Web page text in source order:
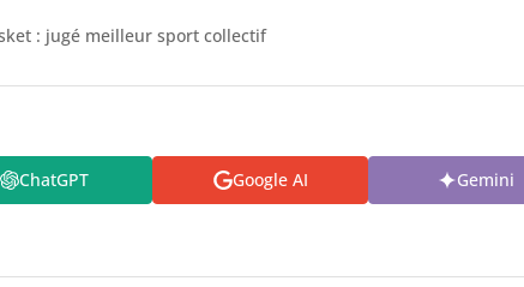
: jugé meilleur sport collectif
ChatGPT Google AI Gemini